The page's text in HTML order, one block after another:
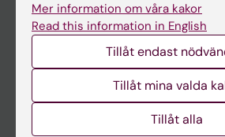
Huvudmeny
Utbildning
Mer information om våra kakor
Read this information in English
Tillåt endast
Tillåt mina valda
Tillåt alla